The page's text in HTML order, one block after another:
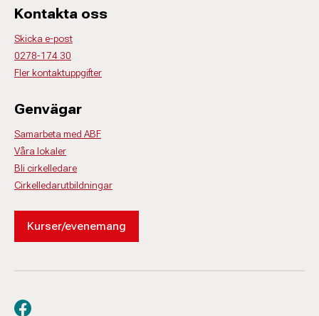
Kontakta oss
Skicka e-post
0278-174 30
Fler kontaktuppgifter
Genvägar
Samarbeta med ABF
Våra lokaler
Bli cirkelledare
Cirkelledarutbildningar
Kurser/evenemang
Besök oss på facebook